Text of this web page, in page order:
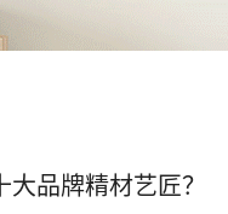
品牌精材艺匠？